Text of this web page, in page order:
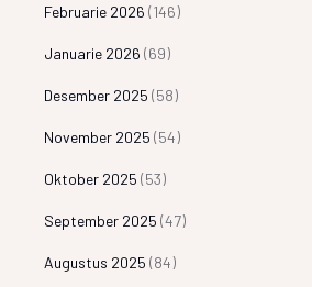
Februarie 2026 (146)
Januarie 2026 (69)
Desember 2025 (58)
November 2025 (54)
Oktober 2025 (53)
September 2025 (47)
Augustus 2025 (84)